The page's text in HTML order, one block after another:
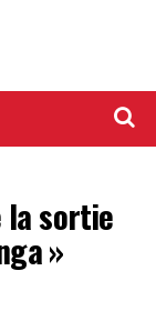
la sortie
»